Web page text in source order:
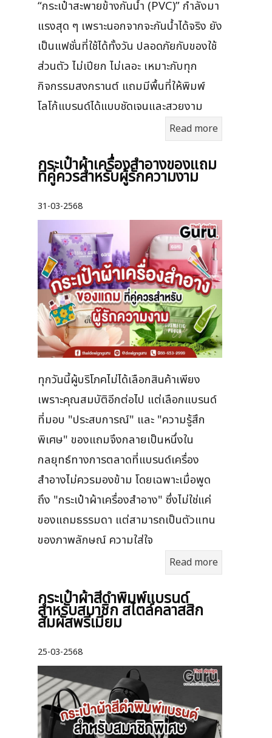
“กระเป๋าสะพายข้างกันน้ำ (PVC)” กำลังมา
แรงสุด ๆ เพราะนอกจากจะกันน้ำได้จริง ยัง
เป็นแฟชั่นที่ใช้ได้ทั้งวัน ปลอดภัยกับของใช้
ส่วนตัว ไม่เปียก ไม่เลอะ เหมาะกับทุก
กิจกรรมสงกรานต์ แถมมีพื้นที่ให้พิมพ์
โลโก้แบรนด์ได้แบบชัดเจนและสวยงาม
Read more
กระเป๋าผ้าเครื่องสําอางของแถม
ที่คู่ควรสำหรับผู้รักความงาม
31-03-2568
ทุกวันนี้ผู้บริโภคไม่ได้เลือกสินค้าเพียง
เพราะคุณสมบัติอีกต่อไป แต่เลือกแบรนด์
ที่มอบ "ประสบการณ์" และ "ความรู้สึก
พิเศษ" ของแถมจึงกลายเป็นหนึ่งใน
กลยุทธ์ทางการตลาดที่แบรนด์เครื่อง
สำอางไม่ควรมองข้าม โดยเฉพาะเมื่อพูด
ถึง "กระเป๋าผ้าเครื่องสำอาง" ซึ่งไม่ใช่แค่
ของแถมธรรมดา แต่สามารถเป็นตัวแทน
ของภาพลักษณ์ ความใส่ใจ
Read more
กระเป๋าผ้าสีดำพิมพ์แบรนด์
สำหรับสมาชิก สไตล์คลาสสิก
สัมผัสพรีเมียม
25-03-2568